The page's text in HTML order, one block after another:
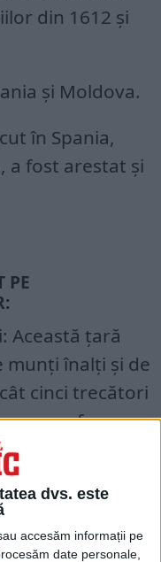
dvs. este
accesăm informații pe
date personale,
din 1612 și
și Moldova.
în Spania,
a fost arestat și
PE
Această țară
munți înalți și de
cinci trecători
ce o face